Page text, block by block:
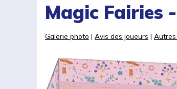
Magic Fairies
Galerie photo | Avis des joueurs |